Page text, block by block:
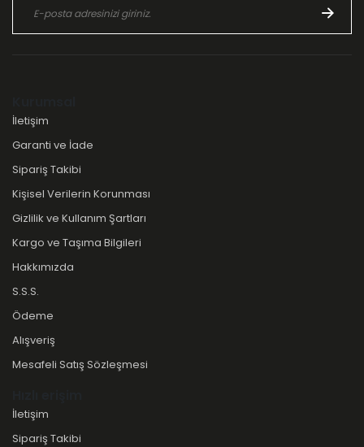
İletişim
Garanti ve İade
Sipariş Takibi
Kişisel Verilerin Korunması
Gizlilik ve Kullanım Şartları
Kargo ve Taşıma Bilgileri
Hakkımızda
S.S.S.
Ödeme
Alışveriş
Mesafeli Satış Sözleşmesi
İletişim
Sipariş Takibi